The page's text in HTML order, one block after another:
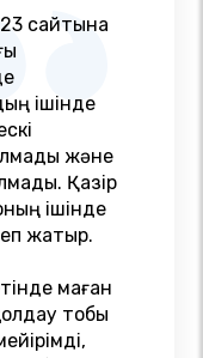
сайтына
ішінде
және
Қазір
ішінде
жатыр.
маған
тобы